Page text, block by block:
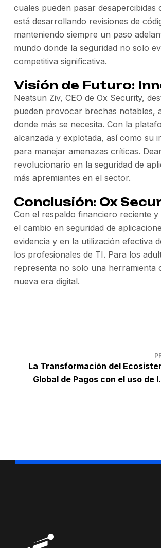
cuales pueden pasar
está desarrollando revisiones de
manteniendo siempre un paso
mundo donde la seguridad no solo
competitiva significativa.
Visión de Futuro:
Neatsun Ziv, CEO de Ox Security,
pueden provocar brechas notables,
donde más se necesita. Con la
alcanzada y explotada, así como su
para manejar amenazas críticas.
revolucionario en la seguridad de
más apremiantes en el sector.
Conclusión: Ox
Con el respaldo financiero reciente
el cambio en seguridad de
evidencia y en la utilización efectiva
los profesionales de TI. Para los
representa no solo una herramienta
nueva era digital.
La Transformación del
Global de Pagos con el uso de